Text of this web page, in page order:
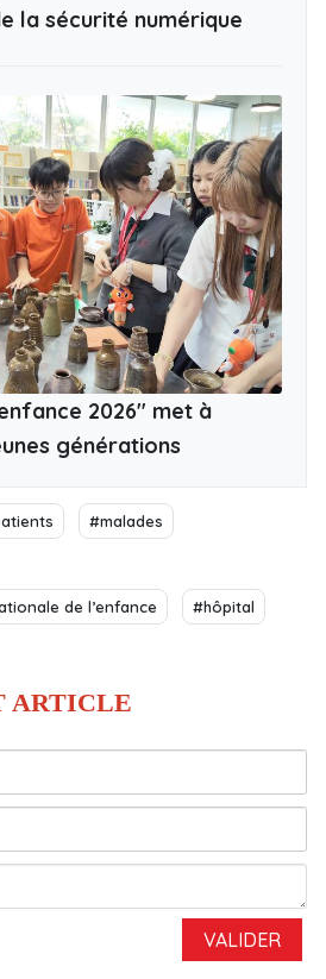
la sécurité numérique
2026" met à
générations
#malades
de l’enfance #hôpital